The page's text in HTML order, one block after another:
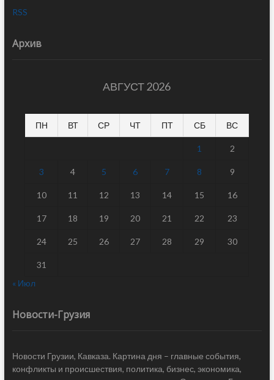
RSS
Архив
АВГУСТ 2026
ПН ВТ СР ЧТ ПТ СБ ВС
1 2
3 4 5 6 7 8 9
10 11 12 13 14 15 16
17 18 19 20 21 22 23
24 25 26 27 28 29 30
31
« Июл
Новости-Грузия
Новости Грузии, Кавказа. Картина дня – главные события,
конфликты и происшествия, политика, бизнес, экономика,